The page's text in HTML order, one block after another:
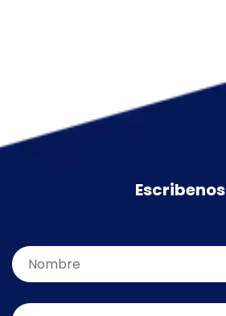
Escribenos